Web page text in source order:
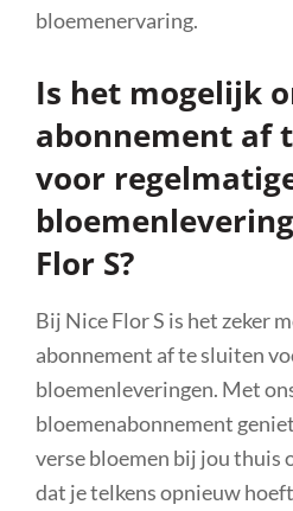
bloemenervaring.
Is het mogelijk
abonnement af
voor
Flor S?
Bij Nice Flor S is het zeker
abonnement af te sluiten
bloemenleveringen. Met
bloemenabonnement
verse bloemen bij jou thuis
dat je telkens opnieuw